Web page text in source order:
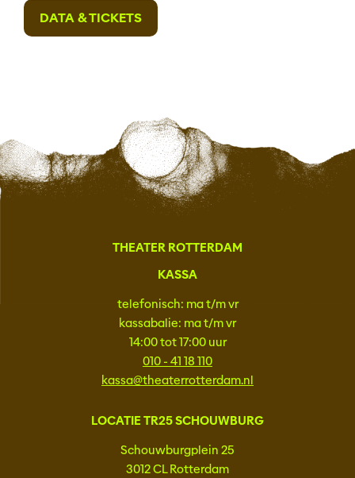
DATA & TICKETS
THEATER ROTTERDAM
KASSA
telefonisch: ma t/m vr
kassabalie: ma t/m vr
14:00 tot 17:00 uur
010 - 41 18 110
kassa@theaterrotterdam.nl
LOCATIE TR25 SCHOUWBURG
Schouwburgplein 25
3012 CL Rotterdam